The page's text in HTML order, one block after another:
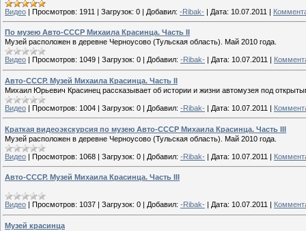
Видео | Просмотров: 1911 | Загрузок: 0 | Добавил: -Ribak- | Дата: 10.07.2011 |
По музею Авто-СССР Михаила Красинца. Часть II
Музей расположен в деревне Черноусово (Тульская область). Май 2010 года.
Видео Просмотров: 1049 Загрузок: 0 Добавил: -Ribak- Дата: 10.07.2011
Авто-СССР. Музей Михаила Красинца. Часть II
Михаил Юрьевич Красинец рассказывает об истории и жизни автомузея под
Видео | Просмотров: 1004 | Загрузок: 0 | Добавил: -Ribak- | Дата: 10.07.2011 |
Краткая видеоэкскурсия по музею Авто-СССР Михаила Красинца. Часть III
Музей расположен в деревне Черноусово (Тульская область). Май 2010 года.
Видео | Просмотров: 1068 | Загрузок: 0 | Добавил: -Ribak- | Дата: 10.07.2011 |
Авто-СССР. Музей Михаила Красинца. Часть III
Видео | Просмотров: 1037 | Загрузок: 0 | Добавил: -Ribak- | Дата: 10.07.2011 |
Музей красинца